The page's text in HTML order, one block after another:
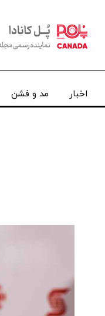
اخبار مد و فشن